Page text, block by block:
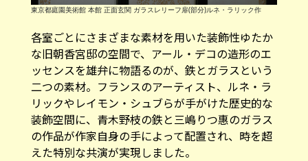
東京都庭園美術館 本館 正面玄関 ガラスレリーフ扉(部分)ルネ・ラリック作
各室ごとにさまざまな素材を用いた装飾性ゆたか
な旧朝香宮邸の空間で、アール・デコの造形のエ
ッセンスを雄弁に物語るのが、鉄とガラスという
二つの素材。フランスのアーティスト、ルネ・ラ
リックやレイモン・シュブらが手がけた歴史的な
装飾空間に、青木野枝の鉄と三嶋りつ惠のガラス
の作品が作家自身の手によって配置され、時を超
えた特別な共演が実現しました。